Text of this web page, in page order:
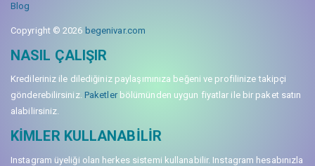
Blog
Copyright © 2026 begenivar.com
NASIL ÇALIŞIR
Kredileriniz ile dilediğiniz paylaşımınıza beğeni ve profilinize takipçi
gönderebilirsiniz. Paketlerbölümünden uygun fiyatlar ile bir paket satın
alabilirsiniz.
KIMLER KULLANABILIR
Instagram üyeliği olan herkes sistemi kullanabilir. Instagram hesabınızla